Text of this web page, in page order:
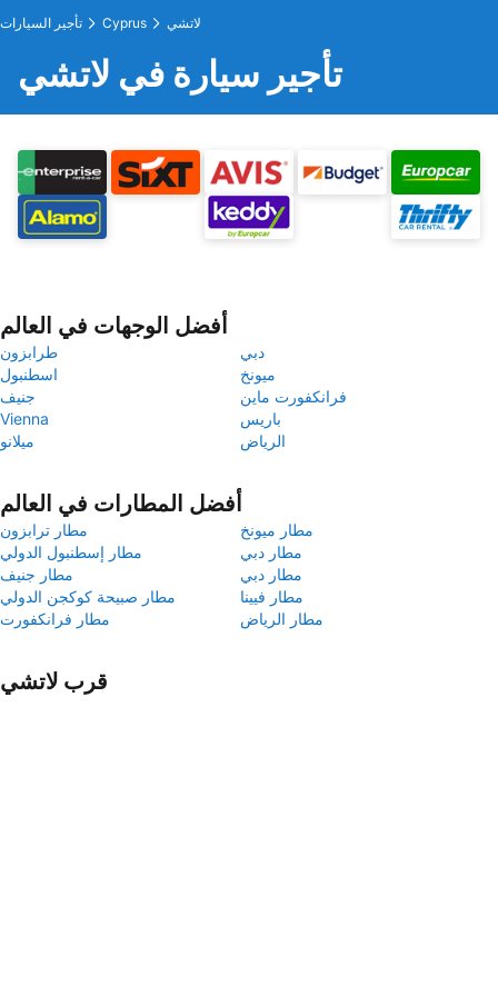
تأجير السيارات Cyprus لاتشي
تأجير سيارة في لاتشي
أفضل الوجهات في العالم
طرابزون
دبي
اسطنبول
ميونخ
جنيف
فرانكفورت ماين
Vienna
باريس
ميلانو
الرياض
أفضل المطارات في العالم
مطار ترابزون
مطار ميونخ
مطار إسطنبول الدولي
مطار دبي
مطار جنيف
مطار دبي
مطار صبيحة كوكجن الدولي
مطار فيينا
مطار فرانكفورت
مطار الرياض
قرب لاتشي